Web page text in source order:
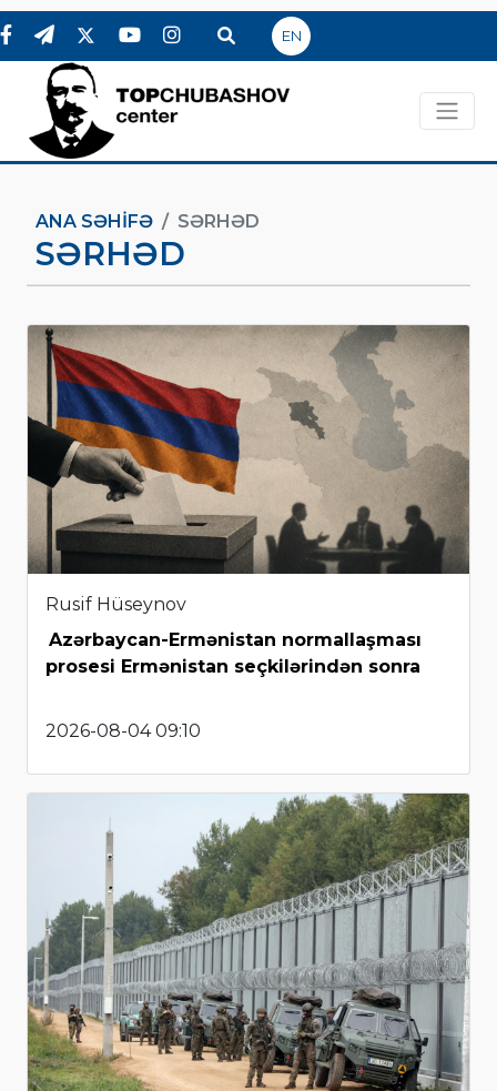
EN
ANA SƏHIFƏ SƏRHƏD
SƏRHƏD
Rusif Hüseynov
Azərbaycan-Ermənistan normallaşması
prosesi Ermənistan seçkilərindən sonra
2026-08-04 09:10